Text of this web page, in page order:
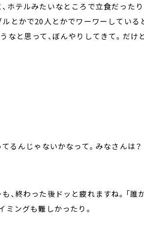
ホテルみたいなところで立食だったり
とかで20人とかでワーワーしている
なと思って、ぼんやりしてきて。だけ
るんじゃないかなって。みなさんは？
、終わった後ドッと疲れますね。「誰
ミングも難しかったり。